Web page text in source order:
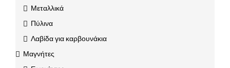
Μεταλλικά
Πύλινα
Λαβίδα για καρβουνάκια
Μαγνήτες